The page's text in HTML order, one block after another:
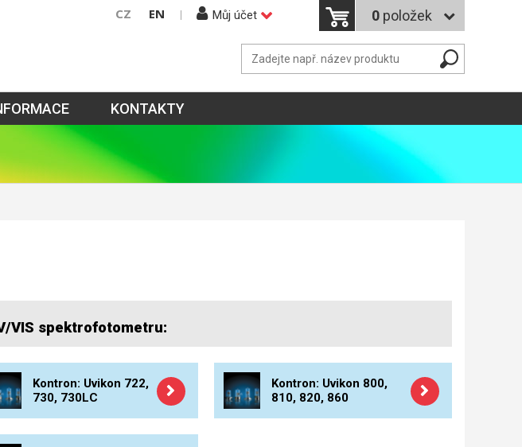
CZ EN Můj účet 0 položek
KONTAKTY
VIS spektrofotometru:
Kontron: Uvikon 722,
730, 730LC
Kontron: Uvikon 800,
810, 820, 860